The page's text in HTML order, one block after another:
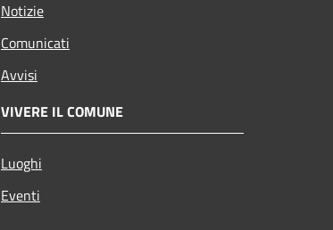
Notizie
Comunicati
Avvisi
VIVERE IL COMUNE
Luoghi
Eventi